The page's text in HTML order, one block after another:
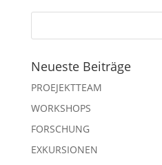
Neueste Beiträge
PROEJEKTTEAM
WORKSHOPS
FORSCHUNG
EXKURSIONEN